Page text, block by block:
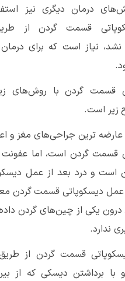
درمان دیگری نیز
قسمت گردن از
نیاز است که برای
قسمت گردن با روش‌های
زیر است.
ترین جراحی‌های مغز و
قسمت گردن است، اما عفونت
است و درد بعد از عمل
دیسکوپاتی قسمت گردن
یکی از چین‌های گردن
ندارد.
قسمت گردن از
با برداشتن دیسکی که از